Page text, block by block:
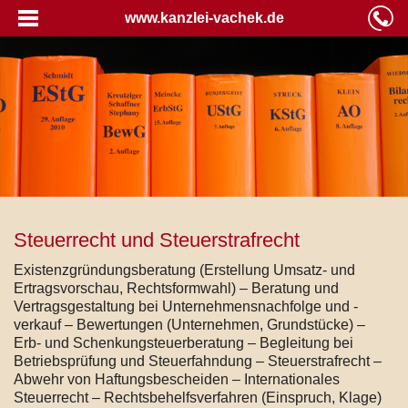
www.kanzlei-vachek.de
Steuerrecht und Steuerstrafrecht
Existenzgründungsberatung (Erstellung Umsatz- und
Ertragsvorschau, Rechtsformwahl) – Beratung und
Vertragsgestaltung bei Unternehmensnachfolge und -
verkauf – Bewertungen (Unternehmen, Grundstücke) –
Erb- und Schenkungsteuerberatung – Begleitung bei
Betriebsprüfung und Steuerfahndung – Steuerstrafrecht –
Abwehr von Haftungsbescheiden – Internationales
Steuerrecht – Rechtsbehelfsverfahren (Einspruch, Klage)